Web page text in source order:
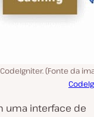
(Fonte da
uma interface de